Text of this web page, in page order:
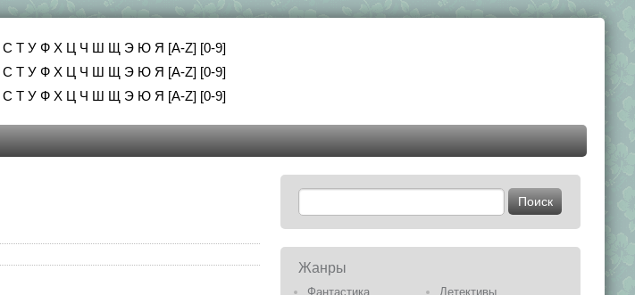
С Т У Ф Х Ц Ч Ш Щ Э Ю Я [A-Z] [0-9]
С Т У Ф Х Ц Ч Ш Щ Э Ю Я [A-Z] [0-9]
С Т У Ф Х Ц Ч Ш Щ Э Ю Я [A-Z] [0-9]
Жанры
Фантастика
Детективы